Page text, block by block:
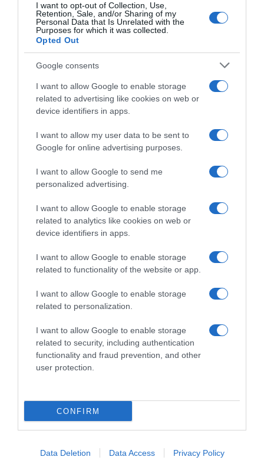
I want to opt-out of Collection, Use,
Retention, Sale, and/or Sharing of my
Personal Data that Is Unrelated with the
Purposes for which it was collected.
Opted Out
Google consents
I want to allow Google to enable storage
related to advertising like cookies on web or
device identifiers in apps.
I want to allow my user data to be sent to
Google for online advertising purposes.
I want to allow Google to send me
personalized advertising.
I want to allow Google to enable storage
related to analytics like cookies on web or
device identifiers in apps.
I want to allow Google to enable storage
related to functionality of the website or app.
I want to allow Google to enable storage
related to personalization.
I want to allow Google to enable storage
related to security, including authentication
functionality and fraud prevention, and other
user protection.
CONFIRM
Data Deletion Data Access Privacy Policy
ΠΟΛΙΤΙΚΗ